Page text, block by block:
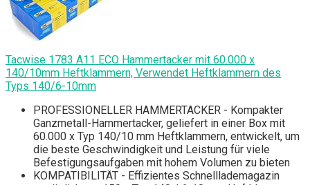
Tacwise 1783 A11 ECO Hammertacker mit 60.000 x
140/10mm Heftklammern, Verwendet Heftklammern des
Typs 140/6-10mm
PROFESSIONELLER HAMMERTACKER - Kompakter
Ganzmetall-Hammertacker, geliefert in einer Box mit
60.000 x Typ 140/10 mm Heftklammern, entwickelt, um
die beste Geschwindigkeit und Leistung für viele
Befestigungsaufgaben mit hohem Volumen zu bieten
KOMPATIBILITÄT - Effizientes Schnelllademagazin